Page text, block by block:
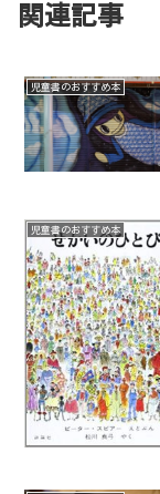
関連記事
児童書のおすすめ本
児童書のおすすめ本